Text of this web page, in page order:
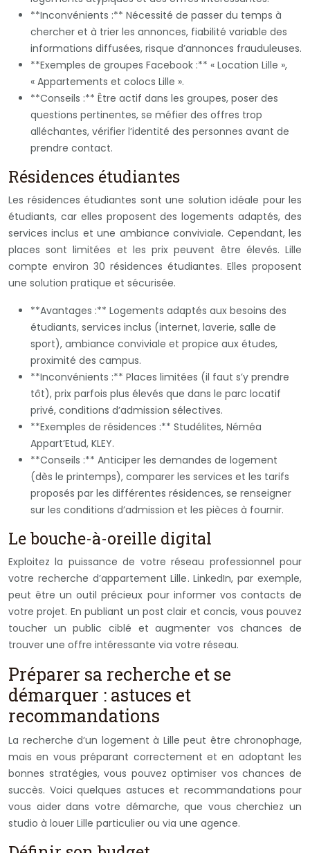
**Inconvénients :** Nécessité de passer du temps à
chercher et à trier les annonces, fiabilité variable des
informations diffusées, risque d’annonces frauduleuses.
**Exemples de groupes Facebook :** « Location Lille »,
« Appartements et colocs Lille ».
**Conseils :** Être actif dans les groupes, poser des
questions pertinentes, se méfier des offres trop
alléchantes, vérifier l’identité des personnes avant de
prendre contact.
Résidences étudiantes
Les résidences étudiantes sont une solution idéale pour les
étudiants, car elles proposent des logements adaptés, des
services inclus et une ambiance conviviale. Cependant, les
places sont limitées et les prix peuvent être élevés. Lille
compte environ 30 résidences étudiantes. Elles proposent
une solution pratique et sécurisée.
**Avantages :** Logements adaptés aux besoins des
étudiants, services inclus (internet, laverie, salle de
sport), ambiance conviviale et propice aux études,
proximité des campus.
**Inconvénients :** Places limitées (il faut s’y prendre
tôt), prix parfois plus élevés que dans le parc locatif
privé, conditions d’admission sélectives.
**Exemples de résidences :** Studélites, Néméa
Appart’Etud, KLEY.
**Conseils :** Anticiper les demandes de logement
(dès le printemps), comparer les services et les tarifs
proposés par les différentes résidences, se renseigner
sur les conditions d’admission et les pièces à fournir.
Le bouche-à-oreille digital
Exploitez la puissance de votre réseau professionnel pour
votre recherche d’appartement Lille. LinkedIn, par exemple,
peut être un outil précieux pour informer vos contacts de
votre projet. En publiant un post clair et concis, vous pouvez
toucher un public ciblé et augmenter vos chances de
trouver une offre intéressante via votre réseau.
Préparer sa recherche et se
démarquer : astuces et
recommandations
La recherche d’un logement à Lille peut être chronophage,
mais en vous préparant correctement et en adoptant les
bonnes stratégies, vous pouvez optimiser vos chances de
succès. Voici quelques astuces et recommandations pour
vous aider dans votre démarche, que vous cherchiez un
studio à louer Lille particulier ou via une agence.